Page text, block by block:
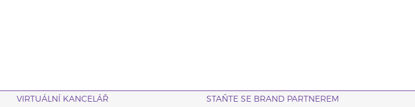
VIRTUÁLNÍ KANCELÁŘ STAŇTE SE BRAND PARTNEREM